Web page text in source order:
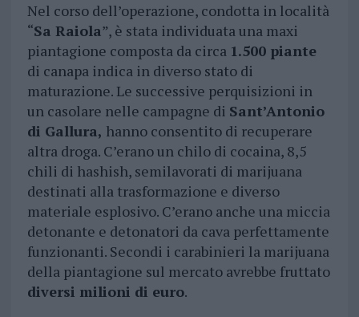
Nel corso dell’operazione, condotta in località
“Sa Raiola”, è stata individuata una maxi
piantagione composta da circa 1.500 piante
di canapa indica in diverso stato di
maturazione. Le successive perquisizioni in
un casolare nelle campagne di Sant’Antonio
di Gallura, hanno consentito di recuperare
altra droga. C’erano un chilo di cocaina, 8,5
chili di hashish, semilavorati di marijuana
destinati alla trasformazione e diverso
materiale esplosivo. C’erano anche una miccia
detonante e detonatori da cava perfettamente
funzionanti. Secondi i carabinieri la marijuana
della piantagione sul mercato avrebbe fruttato
diversi milioni di euro.